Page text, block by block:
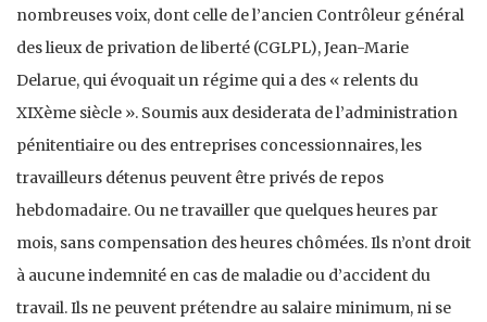
nombreuses voix, dont celle de l’ancien Contrôleur général
des lieux de privation de liberté (CGLPL), Jean-Marie
Delarue, qui évoquait un régime qui a des « relents du
XIXème siècle ». Soumis aux desiderata de l’administration
pénitentiaire ou des entreprises concessionnaires, les
travailleurs détenus peuvent être privés de repos
hebdomadaire. Ou ne travailler que quelques heures par
mois, sans compensation des heures chômées. Ils n’ont droit
à aucune indemnité en cas de maladie ou d’accident du
travail. Ils ne peuvent prétendre au salaire minimum, ni se